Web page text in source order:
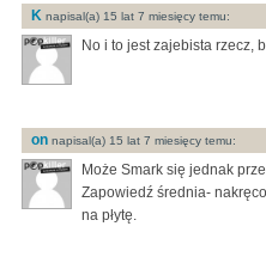
K napisal(a) 15 lat 7 miesięcy temu:
No i to jest zajebista rzecz,
on napisal(a) 15 lat 7 miesięcy temu:
Może Smark się jednak
Zapowiedź średnia-
na płytę.